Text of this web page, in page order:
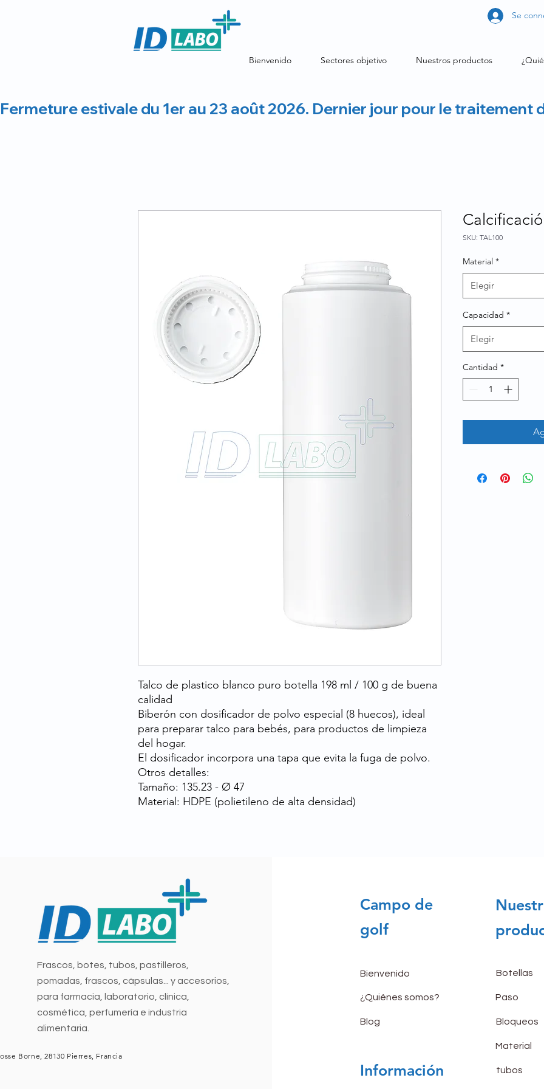
Se
Bienvenido Sectores objetivo Nuestros productos
Fermeture estivale du 1er au 23 août 2026. Dernier jour pour le traitement
Talco de plastico blanco puro botella 198 ml / 100 g de buena
calidad
Biberón con dosificador de polvo especial (8 huecos), ideal
para preparar talco para bebés, para productos de limpieza
del hogar.
El dosificador incorpora una tapa que evita la fuga de polvo.
Otros detalles:
Tamaño: 135.23 - Ø 47
Material: HDPE (polietileno de alta densidad)
SKU: TAL100
Material *
Elegir
Capacidad *
Elegir
Cantidad *
Frascos, botes, tubos, pastilleros,
pomadas, frascos, cápsulas... y accesorios,
para farmacia, laboratorio, clínica,
cosmética, perfumería e industria
alimentaria.
Campo de
golf
Bienvenido
¿Quiénes somos?
Blog
Información
Botellas
Paso
Bloqueos
Material
tubos
Borne, 28130 Pierres, Francia